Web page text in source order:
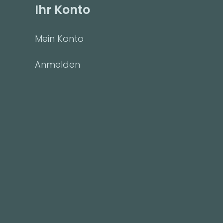
Ihr Konto
Mein Konto
Anmelden